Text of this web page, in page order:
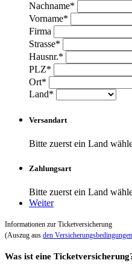
Nachname*
Vorname*
Firma
Strasse*
Hausnr.*
PLZ*
Ort*
Land*
Versandart
Bitte zuerst ein Land
Zahlungsart
Bitte zuerst ein Land
Weiter
Informationen zur Ticketversicherung
(Auszug aus den
Was ist eine